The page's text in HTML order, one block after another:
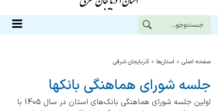
صفحه اصلی استان‌ها آذربايجان شرقي
جلسه شورای هماهنگی بانکها
اولین جلسه شورای هماهنگی بانک‌های استان در سال 1405 با